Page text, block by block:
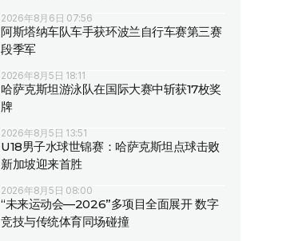
2026年8月6日 07:56
阿斯塔纳车队车手获环波兰自行车赛第三赛
段季军
2026年8月5日 18:11
哈萨克斯坦游泳队在国际大赛中斩获17枚奖
牌
2026年8月5日 13:51
U18男子水球世锦赛：哈萨克斯坦点球击败
新加坡迎来首胜
2026年8月5日 08:00
“未来运动会—2026”多项目全面展开 数字
竞技与传统体育同场碰撞